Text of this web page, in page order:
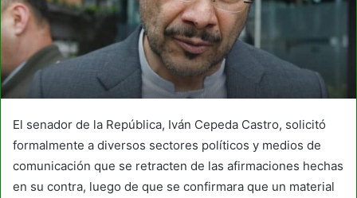
El senador de la República, Iván Cepeda Castro, solicitó
formalmente a diversos sectores políticos y medios de
comunicación que se retracten de las afirmaciones hechas
en su contra, luego de que se confirmara que un material